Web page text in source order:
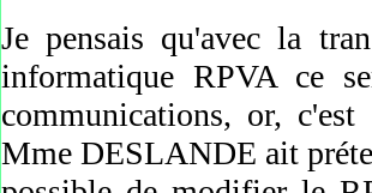
Je pensais qu'avec la
informatique RPVA ce
communications, or,
Mme DESLANDE ait